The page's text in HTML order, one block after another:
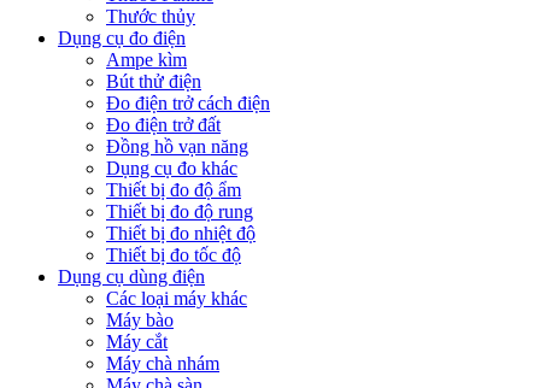
Thước thủy
Dụng cụ đo điện
Ampe kìm
Bút thử điện
Đo điện trở cách điện
Đo điện trở đất
Đồng hồ vạn năng
Dụng cụ đo khác
Thiết bị đo độ ẩm
Thiết bị đo độ rung
Thiết bị đo nhiệt độ
Thiết bị đo tốc độ
Dụng cụ dùng điện
Các loại máy khác
Máy bào
Máy cắt
Máy chà nhám